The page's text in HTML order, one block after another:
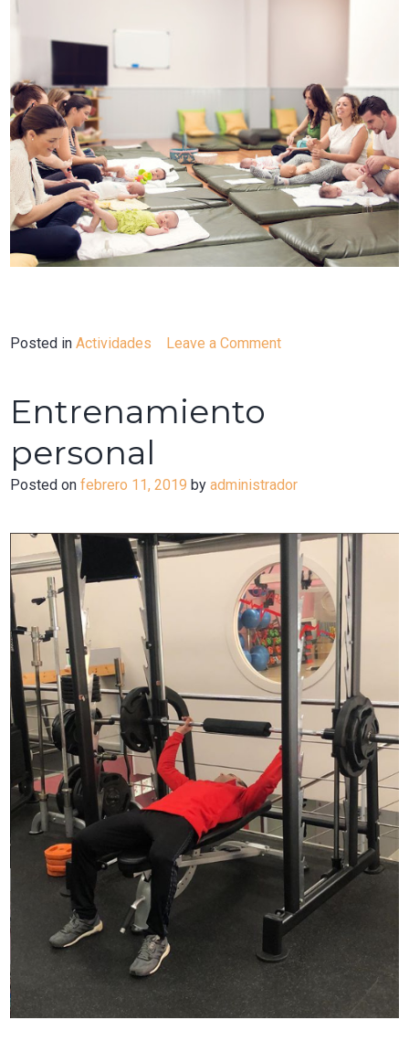
Posted inActividades Leave a Comment
(mama-
Entrenamiento
personal
Posted onfebrero 11, 2019 byadministrador